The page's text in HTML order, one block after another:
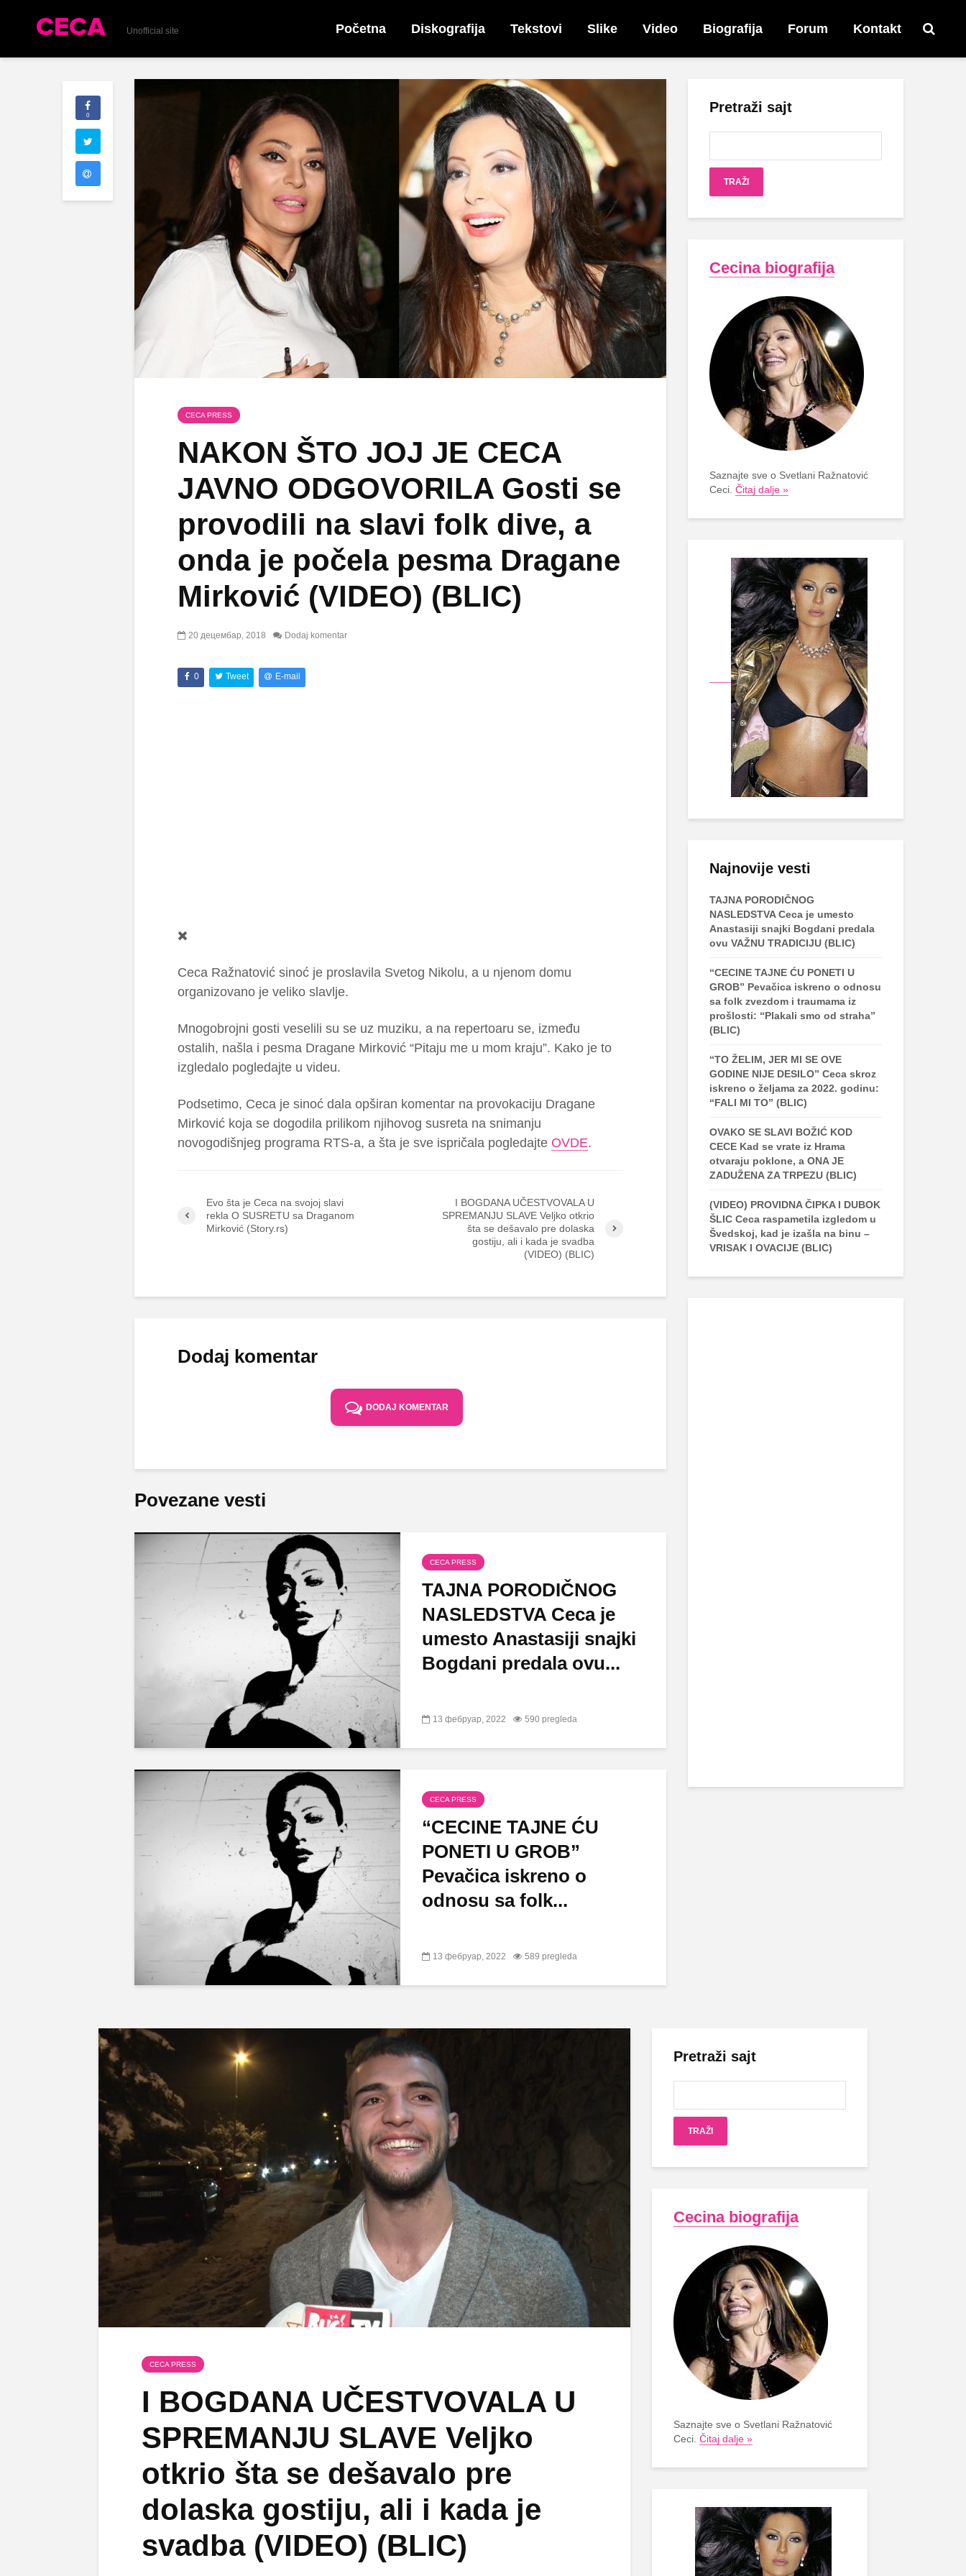
Unofficial site Početna Diskografija Tekstovi Slike Video Biografija Forum Kontakt
0
CECA PRESS
NAKON ŠTO JOJ JE CECA
JAVNO ODGOVORILA Gosti se
provodili na slavi folk dive, a
onda je počela pesma Dragane
Mirković (VIDEO) (BLIC)
20 децембар, 2018 Dodaj komentar
0 Tweet E-mail
Ceca Ražnatović sinoć je proslavila Svetog Nikolu, a u njenom domu
organizovano je veliko slavlje.
Mnogobrojni gosti veselili su se uz muziku, a na repertoaru se, između
ostalih, našla i pesma Dragane Mirković “Pitaju me u mom kraju”. Kako je to
izgledalo pogledajte u videu.
Podsetimo, Ceca je sinoć dala opširan komentar na provokaciju Dragane
Mirković koja se dogodila prilikom njihovog susreta na snimanju
novogodišnjeg programa RTS-a, a šta je sve ispričala pogledajte OVDE.
Evo šta je Ceca na svojoj slavi
rekla O SUSRETU sa Draganom
Mirković (Story.rs)
I BOGDANA UČESTVOVALA U
SPREMANJU SLAVE Veljko otkrio
šta se dešavalo pre dolaska
gostiju, ali i kada je svadba
(VIDEO) (BLIC)
Dodaj komentar
DODAJ KOMENTAR
Povezane vesti
CECA PRESS
TAJNA PORODIČNOG
NASLEDSTVA Ceca je
umesto Anastasiji snajki
Bogdani predala ovu...
13 фебруар, 2022 590 pregleda
CECA PRESS
“CECINE TAJNE ĆU
PONETI U GROB”
Pevačica iskreno o
odnosu sa folk...
13 фебруар, 2022 589 pregleda
Pretraži sajt
Cecina biografija
Saznajte sve o Svetlani Ražnatović
Ceci. Čitaj dalje »
Najnovije vesti
TAJNA PORODIČNOG
NASLEDSTVA Ceca je umesto
Anastasiji snajki Bogdani predala
ovu VAŽNU TRADICIJU (BLIC)
“CECINE TAJNE ĆU PONETI U
GROB” Pevačica iskreno o odnosu
sa folk zvezdom i traumama iz
prošlosti: “Plakali smo od straha”
(BLIC)
“TO ŽELIM, JER MI SE OVE
GODINE NIJE DESILO” Ceca skroz
iskreno o željama za 2022. godinu:
“FALI MI TO” (BLIC)
OVAKO SE SLAVI BOŽIĆ KOD
CECE Kad se vrate iz Hrama
otvaraju poklone, a ONA JE
ZADUŽENA ZA TRPEZU (BLIC)
(VIDEO) PROVIDNA ČIPKA I DUBOK
ŠLIC Ceca raspametila izgledom u
Švedskoj, kad je izašla na binu –
VRISAK I OVACIJE (BLIC)
CECA PRESS
I BOGDANA UČESTVOVALA U
SPREMANJU SLAVE Veljko
otkrio šta se dešavalo pre
dolaska gostiju, ali i kada je
svadba (VIDEO) (BLIC)
Pretraži sajt
Cecina biografija
Saznajte sve o Svetlani Ražnatović
Ceci. Čitaj dalje »